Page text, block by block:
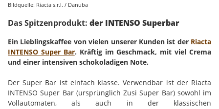
Bildquelle: Riacta s.r.l. / Danuba
Das Spitzenprodukt: der INTENSO Superbar
Ein Lieblingskaffee von vielen unserer Kunden ist der Riacta
INTENSO Super Bar. Kräftig im Geschmack, mit viel Crema
und einer intensiven schokoladigen Note.
Der Super Bar ist einfach klasse. Verwendbar ist der Riacta
INTENSO Super Bar (ursprünglich Zusi Super Bar) sowohl im
Vollautomaten, als auch in der klassischen